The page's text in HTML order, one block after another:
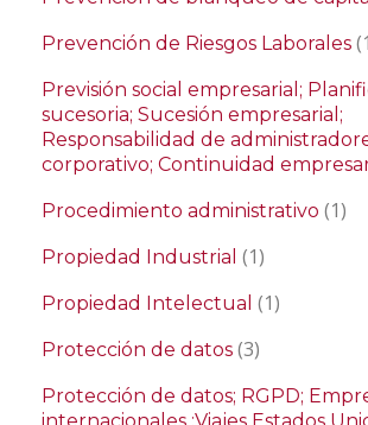
Prevención de Riesgos Laborales
Previsión social empresarial;
sucesoria; Sucesión empresarial;
Responsabilidad de
corporativo; Continuidad
Procedimiento administrativo (1)
Propiedad Industrial (1)
Propiedad Intelectual (1)
Protección de datos (3)
Protección de datos; RGPD;